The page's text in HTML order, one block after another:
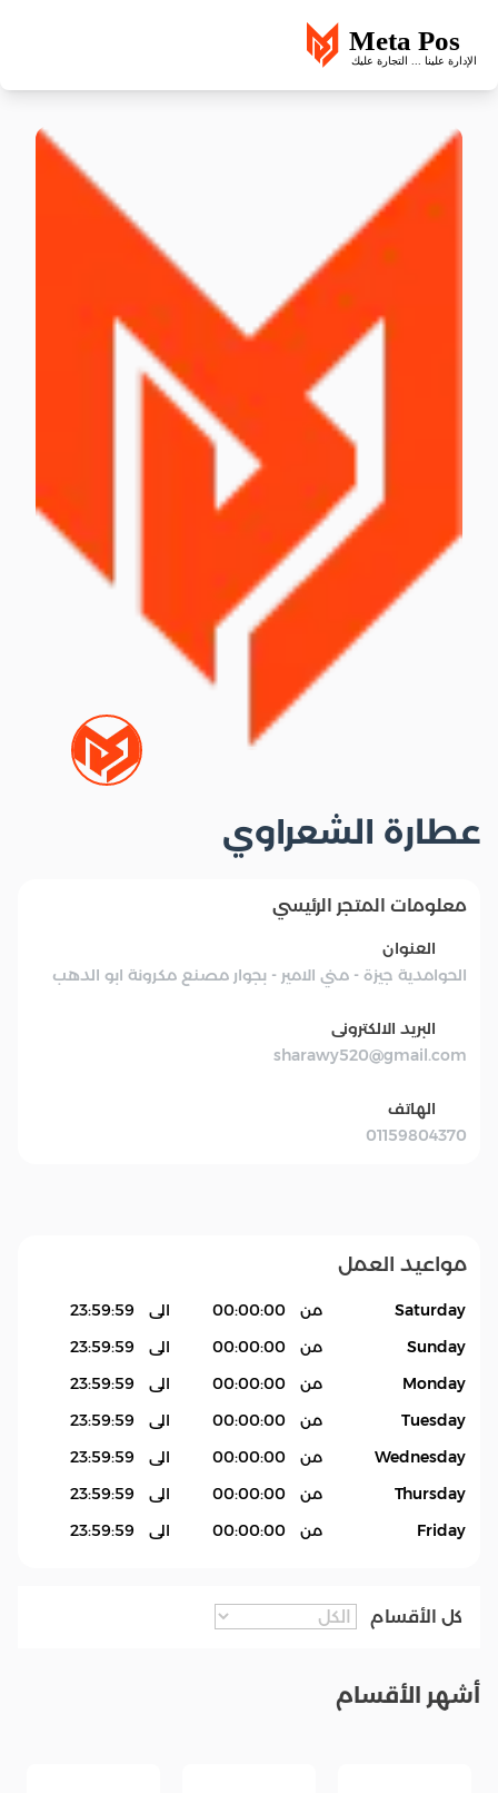
عطارة الشعراوي
معلومات المتجر الرئيسي
العنوان
الحوامدية جيزة - مني الامير - بجوار مصنع مكرونة ابو الدهب
البريد الالكترونى
sharawy520@gmail.com
الهاتف
01159804370
مواعيد العمل
Saturday من 00:00:00 الى
23:59:59
Sunday
من 00:00:00 الى
23:59:59
Monday
من 00:00:00 الى
23:59:59
Tuesday
من 00:00:00 الى
23:59:59
Wednesday
من 00:00:00 الى
23:59:59
Thursday
من 00:00:00 الى
23:59:59
Friday
من 00:00:00 الى 23:59:59
كل الأقسام
أشهر الأقسام